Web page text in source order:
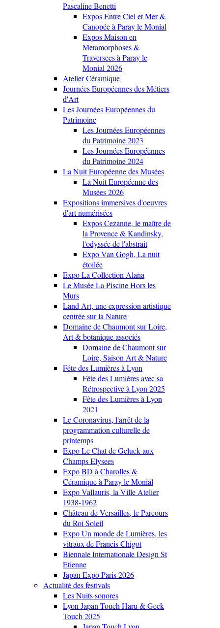
Pascaline Benetti
Expos Entre Ciel et Mer &
Canopée à Paray le Monial
Expos Maison en
Metamorphoses &
Traversees à Paray le
Monial 2026
Atelier Céramique
Journées Européennes des Métiers
d'Art
Les Journées Européennes du
Patrimoine
Les Journées Européennes
du Patrimoine 2023
Les Journées Européennes
du Patrimoine 2024
La Nuit Européenne des Musées
La Nuit Européenne des
Musées 2026
Expositions immersives d'oeuvres
d'art numérisées
Expos Cezanne, le maître de
la Provence & Kandinsky,
l'odyssée de l'abstrait
Expo Van Gogh, La nuit
étoilée
Expo La Collection Alana
Le Musée La Piscine Hors les
Murs
Land Art, une expression artistique
centrée sur la Nature
Domaine de Chaumont sur Loire,
Art & botanique associés
Domaine de Chaumont sur
Loire, Saison Art & Nature
Fête des Lumières à Lyon
Fête des Lumières avec sa
Rétrospective à Lyon 2025
Fête des Lumières à Lyon
2021
Le Coronavirus, l'arrêt de la
programmation culturelle de
printemps
Expo Le Chat de Geluck aux
Champs Elysees
Expo BD à Charolles &
Céramique à Paray le Monial
Expo Vallauris, la Ville Atelier
1938-1962
Château de Versailles, le Parcours
du Roi Soleil
Expo Un monde de Lumières, les
vitraux de Francis Chigot
Biennale Internationale Design St
Etienne
Japan Expo Paris 2026
Actualité des festivals
Les Nuits sonores
Lyon Japan Touch Haru & Geek
Touch 2025